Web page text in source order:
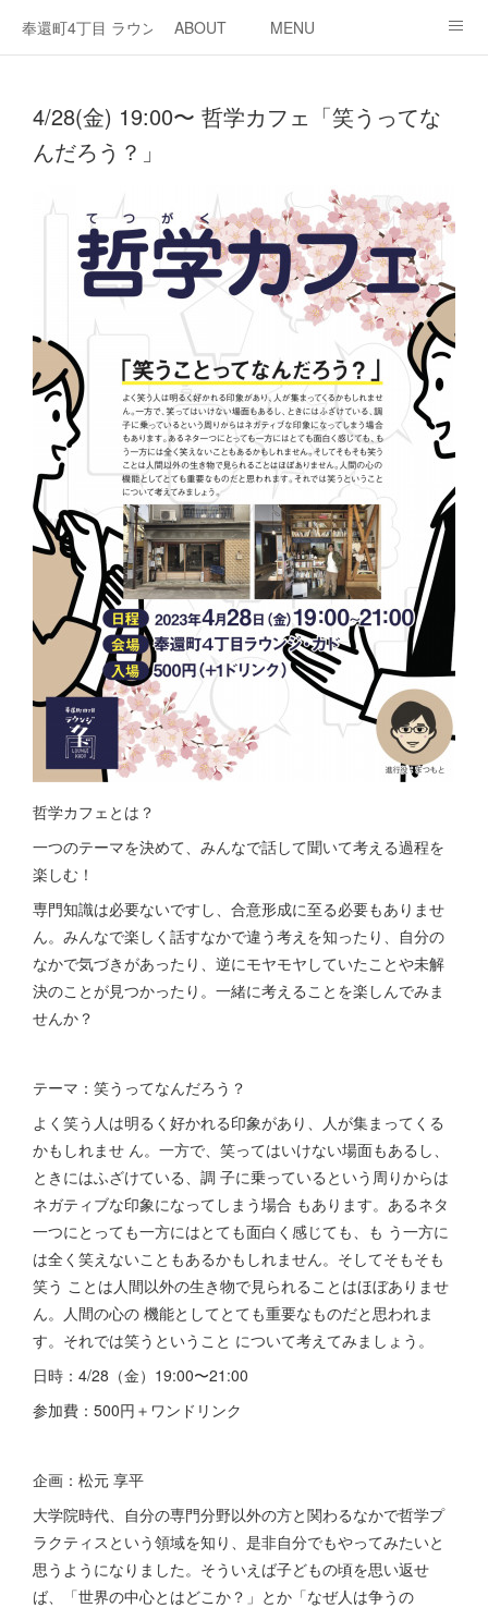
奉還町4丁目 ラウンジ・カド
ABOUT MENU
4/28(金) 19:00〜 哲学カフェ「笑うってな
んだろう？」
哲学カフェとは？
一つのテーマを決めて、みんなで話して聞いて考える過程を
楽しむ！
専門知識は必要ないですし、合意形成に至る必要もありませ
ん。みんなで楽しく話すなかで違う考えを知ったり、自分の
なかで気づきがあったり、逆にモヤモヤしていたことや未解
決のことが見つかったり。一緒に考えることを楽しんでみま
せんか？
テーマ：笑うってなんだろう？
よく笑う人は明るく好かれる印象があり、人が集まってくる
かもしれませ ん。一方で、笑ってはいけない場面もあるし、
ときにはふざけている、調 子に乗っているという周りからは
ネガティブな印象になってしまう場合 もあります。あるネタ
一つにとっても一方にはとても面白く感じても、も う一方に
は全く笑えないこともあるかもしれません。そしてそもそも
笑う ことは人間以外の生き物で見られることはほぼありませ
ん。人間の心の 機能としてとても重要なものだと思われま
す。それでは笑うということ について考えてみましょう。
日時：4/28（金）19:00〜21:00
参加費：500円＋ワンドリンク
企画：松元 享平
大学院時代、自分の専門分野以外の方と関わるなかで哲学プ
ラクティスという領域を知り、是非自分でもやってみたいと
思うようになりました。そういえば子どもの頃を思い返せ
ば、「世界の中心とはどこか？」とか「なぜ人は争うの